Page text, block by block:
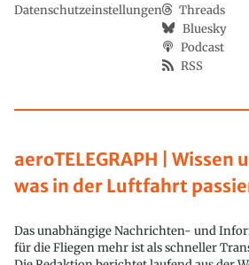
aeroTELEGRAPH | Wissen
was in der Luftfahrt
Das unabhängige Nachrichten- und
für die Fliegen mehr ist als schneller
Datenschutzeinstellungen
Threads
Bluesky
Podcast
RSS